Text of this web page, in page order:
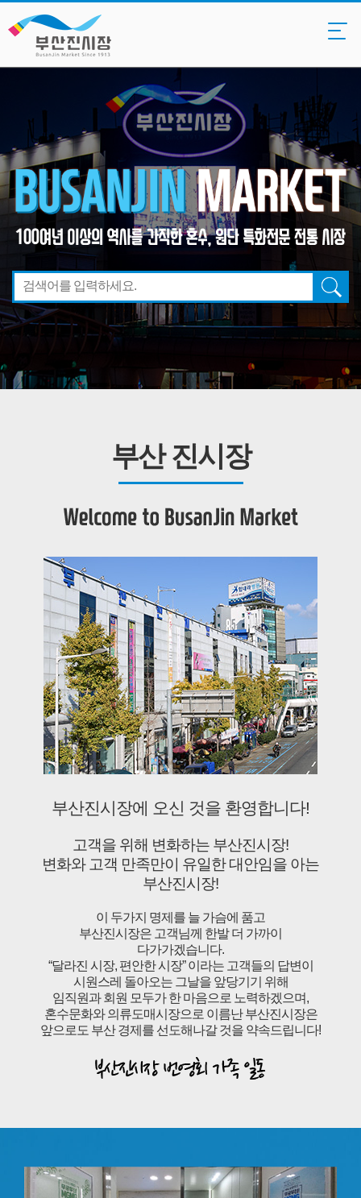
부산 진시장
부산진시장에 오신 것을 환영합니다!
고객을 위해 변화하는 부산진시장!
변화와 고객 만족만이 유일한 대안임을 아는
부산진시장!
이 두가지 명제를 늘 가슴에 품고
부산진시장은 고객님께 한발 더 가까이
다가가겠습니다.
“달라진 시장, 편안한 시장” 이라는 고객들의 답변이
시원스레 돌아오는 그날을 앞당기기 위해
임직원과 회원 모두가 한 마음으로 노력하겠으며,
혼수문화와 의류도매시장으로 이름난 부산진시장은
앞으로도 부산 경제를 선도해나갈 것을 약속드립니다!